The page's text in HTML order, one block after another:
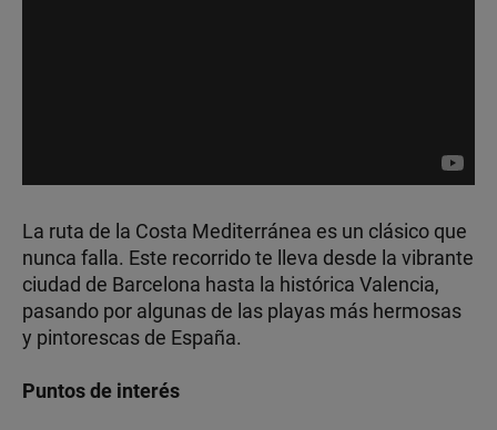
La ruta de la Costa Mediterránea es un clásico que
nunca falla. Este recorrido te lleva desde la vibrante
ciudad de Barcelona hasta la histórica Valencia,
pasando por algunas de las playas más hermosas
y pintorescas de España.
Puntos de interés